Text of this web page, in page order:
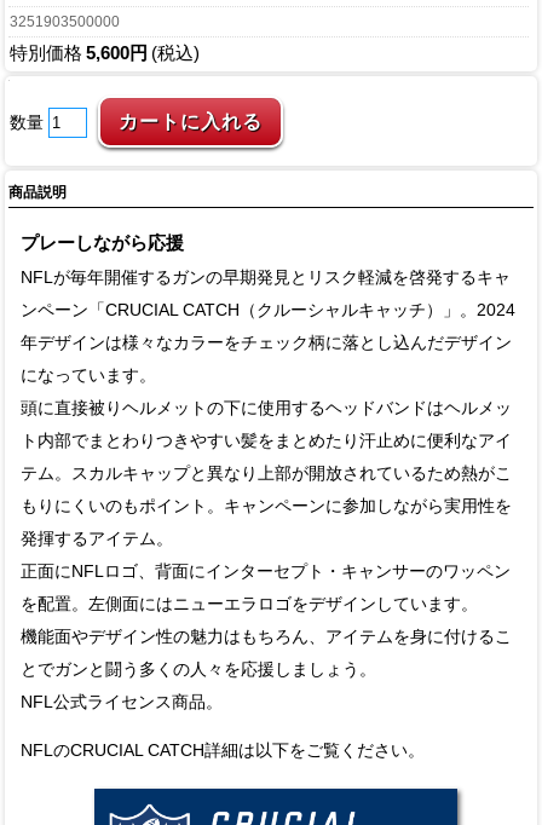
3251903500000
特別価格 5,600円 (税込)
数量
商品説明
プレーしながら応援
NFLが毎年開催するガンの早期発見とリスク軽減を啓発するキャ
ンペーン「CRUCIAL CATCH（クルーシャルキャッチ）」。2024
年デザインは様々なカラーをチェック柄に落とし込んだデザイン
になっています。
頭に直接被りヘルメットの下に使用するヘッドバンドはヘルメッ
ト内部でまとわりつきやすい髪をまとめたり汗止めに便利なアイ
テム。スカルキャップと異なり上部が開放されているため熱がこ
もりにくいのもポイント。キャンペーンに参加しながら実用性を
発揮するアイテム。
正面にNFLロゴ、背面にインターセプト・キャンサーのワッペン
を配置。左側面にはニューエラロゴをデザインしています。
機能面やデザイン性の魅力はもちろん、アイテムを身に付けるこ
とでガンと闘う多くの人々を応援しましょう。
NFL公式ライセンス商品。
NFLのCRUCIAL CATCH詳細は以下をご覧ください。